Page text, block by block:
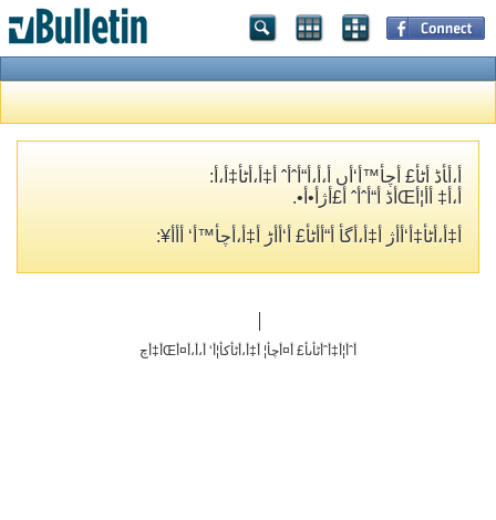
أ،أ‍أڈ أٹأ£ أچأ™أ‘أں أ،أ،أ“أˆأˆ أ‡أ،أٹأ‡أ،أ­:
أ،أ‡ أ­أ¦أŒأڈ أ“أˆأˆ أ£أژأ•أ•.
أ‡أ،أٹأ‡أ‘أ­أژ أ‡أ،أگأ­ أ“أ­أٹأ£ أ‘أ‌أڑ أ‡أ،أچأ™أ‘ أ‌أ­أ¥:
أˆأ¦أ‡أˆأٹأںأ£ أ¤أچأ¦ أ‡أ،أٹأکأ¦أ‘ أ،أ،أ¤أŒأ‡أچ